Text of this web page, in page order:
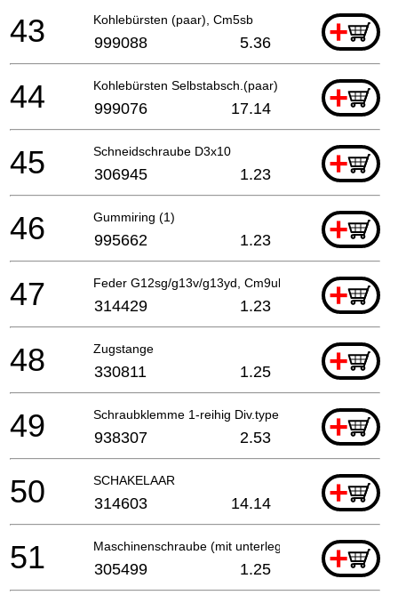
Kohlebürsten (paar), Cm5sb +
43 999088 5.36
Kohlebürsten Selbstabsch.(paar) +
44 999076 17.14
Schneidschraube D3x10 +
45 306945 1.23
Gummiring (1) +
46 995662 1.23
Feder G12sg/g13v/g13yd, Cm9uby +
47 314429 1.23
Zugstange +
48 330811 1.25
Schraubklemme 1-reihig Div.typen Till 10.1999 For
+
49 938307 2.53
SCHAKELAAR +
50 314603 14.14
Maschinenschraube (mit unterlegscheibe) M3.5x6
+
51 305499 1.25